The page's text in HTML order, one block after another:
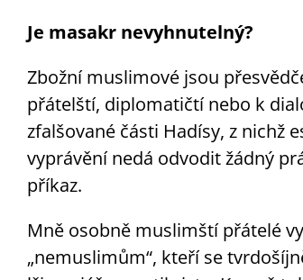
Je masakr nevyhnutelný?
Zbožní muslimové jsou
přátelští, diplomatičtí nebo k
zfalšované části Hadísy, z nichž
vyprávění nedá odvodit žádný
příkaz.
Mně osobně muslimští přátelé
„nemuslimům“, kteří se